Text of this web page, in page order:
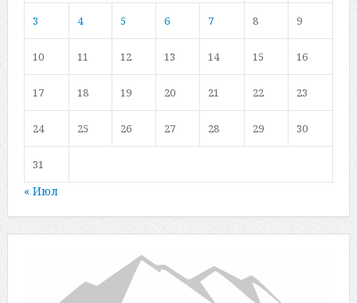
3 4 5 6 7 8 9
10 11 12 13 14 15 16
17 18 19 20 21 22 23
24 25 26 27 28 29 30
31
« Июл